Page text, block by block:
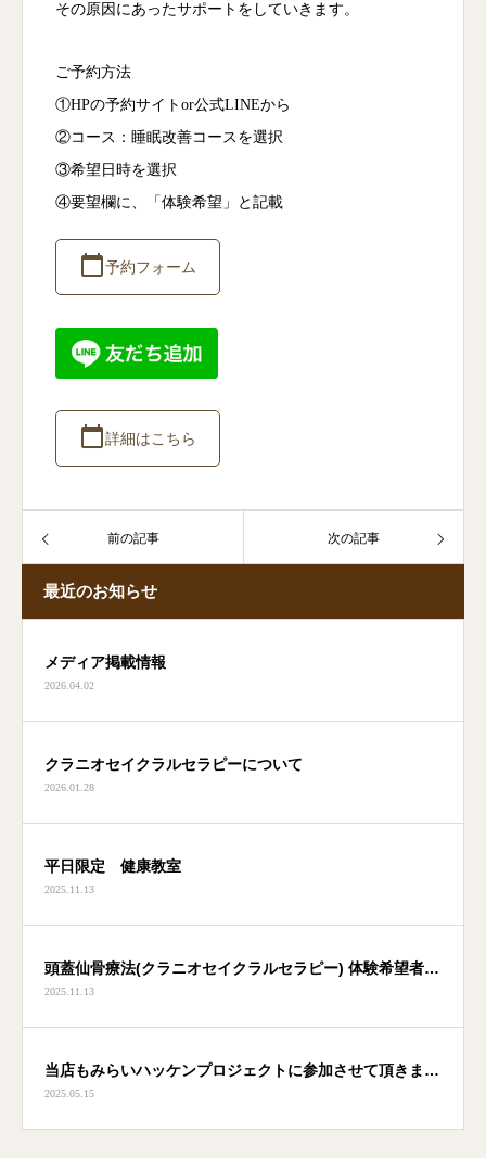
その原因にあったサポートをしていきます。
ご予約方法
①HPの予約サイトor公式LINEから
②コース：睡眠改善コースを選択
③希望日時を選択
④要望欄に、「体験希望」と記載
calendar_today予約フォーム
calendar_today詳細はこちら
前の記事 次の記事
最近のお知らせ
メディア掲載情報
2026.04.02
クラニオセイクラルセラピーについて
2026.01.28
平日限定 健康教室
2025.11.13
頭蓋仙骨療法(クラニオセイクラルセラピー) 体験希望者募
集
2025.11.13
当店もみらいハッケンプロジェクトに参加させて頂きまし
た！
2025.05.15